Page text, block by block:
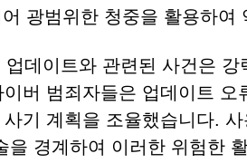
광범위한 청중을 활용하여
데이트와 관련된 사건은
버 범죄자들은 업데이트
기 계획을 조율했습니다.
을 경계하여 이러한 위험한